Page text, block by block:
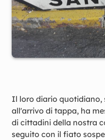
Il loro diario quotidiano,
all'arrivo di tappa, ha
di cittadini della nostra
seguito con il fiato